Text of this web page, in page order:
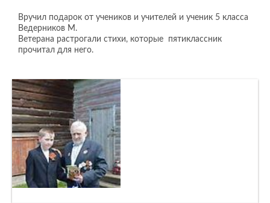
Вручил подарок от учеников и учителей и ученик 5 класса
Ведерников М.
Ветерана растрогали стихи, которые пятиклассник
прочитал для него.